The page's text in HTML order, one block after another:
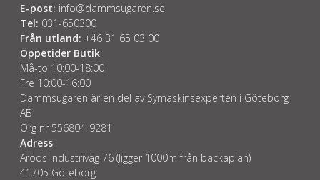
E-post: info@dammsugaren.se
Tel: 031-650300
Från utland: +46 31 65 03 00
Öppetider Butik
Må-to 10:00-18:00
Fre 10:00-16:00
Dammsugaren är en del av Symaskinsexperten i Göteborg
AB
Org nr 556804-9281
Adress
Aröds Industriväg 76 (ligger 1000m från backaplan)
41705 Göteborg